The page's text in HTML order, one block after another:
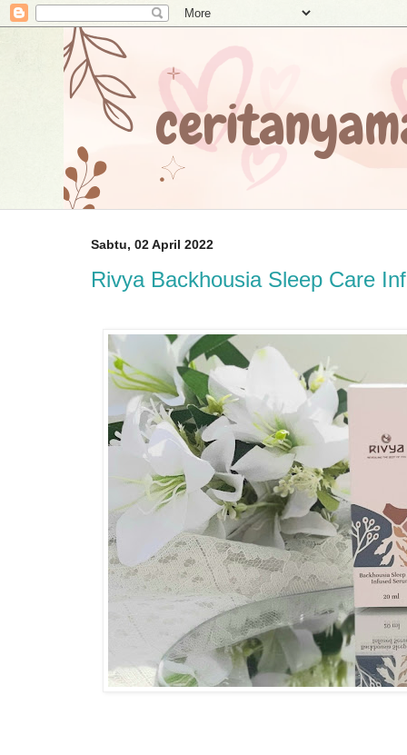
Sabtu, 02 April 2022
Rivya Backhousia Sleep Care